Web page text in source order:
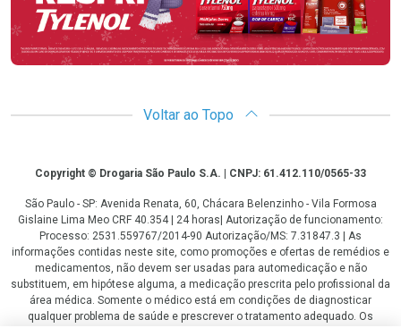
Voltar ao Topo
CopyrightCopyright © Drogaria São Paulo S.A. | CNPJ: 61.412.110/0565-33
São Paulo - SP: Avenida Renata, 60, Chácara Belenzinho - Vila Formosa
Gislaine Lima Meo CRF 40.354 | 24 horas| Autorização de funcionamento:
Processo: 2531.559767/2014-90 Autorização/MS: 7.31847.3 | As
informações contidas neste site, como promoções e ofertas de remédios e
medicamentos, não devem ser usadas para automedicação e não
substituem, em hipótese alguma, a medicação prescrita pelo profissional da
área médica. Somente o médico está em condições de diagnosticar
qualquer problema de saúde e prescrever o tratamento adequado. Os